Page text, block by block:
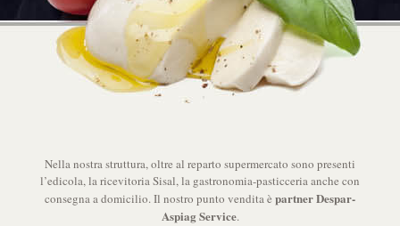
Nella nostra struttura, oltre al reparto supermercato sono presenti
l’edicola, la ricevitoria Sisal, la gastronomia-pasticceria anche con
consegna a domicilio. Il nostro punto vendita è partner Despar-
Aspiag Service.